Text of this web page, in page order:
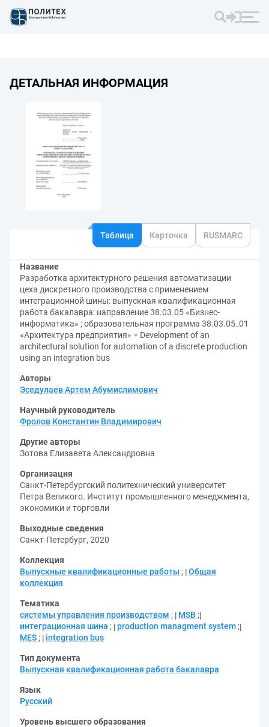
ДЕТАЛЬНАЯ ИНФОРМАЦИЯ
Таблица Карточка RUSMARC
Название
Разработка архитектурного решения автоматизации
цеха дискретного производства с применением
интеграционной шины: выпускная квалификационная
работа бакалавра: направление 38.03.05 «Бизнес-
информатика» ; образовательная программа 38.03.05_01
«Архитектура предприятия» = Development of an
architectural solution for automation of a discrete production
using an integration bus
Авторы
Эседулаев Артем Абумислимович
Научный руководитель
Фролов Константин Владимирович
Другие авторы
Зотова Елизавета Александровна
Организация
Санкт-Петербургский политехнический университет
Петра Великого. Институт промышленного менеджмента,
экономики и торговли
Выходные сведения
Санкт-Петербург, 2020
Коллекция
Выпускные квалификационные работы ; Общая
коллекция
Тематика
системы управления производством ; MSB ;
интеграционная шина ; production managment system ;
MES ; integration bus
Тип документа
Выпускная квалификационная работа бакалавра
Язык
Русский
Уровень высшего образования